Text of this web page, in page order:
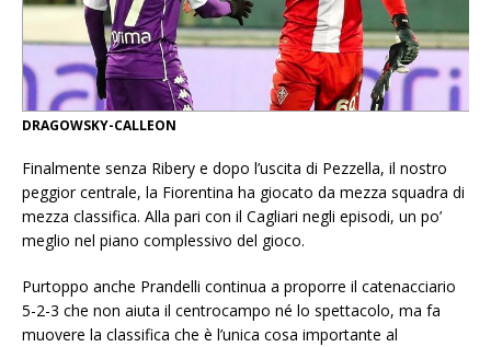
DRAGOWSKY-CALLEON
Finalmente senza Ribery e dopo l’uscita di Pezzella, il nostro
peggior centrale, la Fiorentina ha giocato da mezza squadra di
mezza classifica. Alla pari con il Cagliari negli episodi, un po’
meglio nel piano complessivo del gioco.
Purtoppo anche Prandelli continua a proporre il catenacciario
5-2-3 che non aiuta il centrocampo né lo spettacolo, ma fa
muovere la classifica che è l’unica cosa importante al